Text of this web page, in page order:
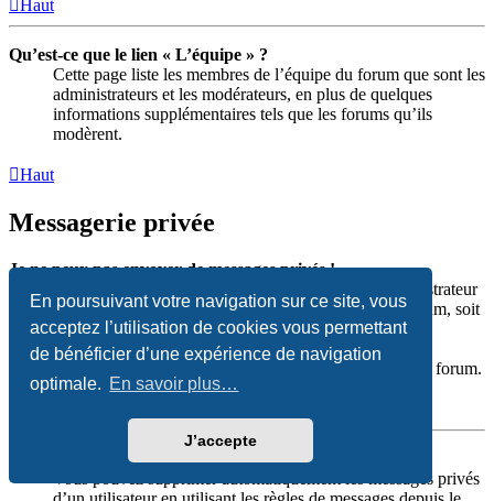
En poursuivant votre navigation sur ce site, vous
acceptez l’utilisation de cookies vous permettant
de bénéficier d’une expérience de navigation
optimale. En savoir plus…
J’accepte
Haut
Qu’est-ce que le lien « L’équipe » ?
Cette page liste les membres de l’équipe du forum que sont les
administrateurs et les modérateurs, en plus de quelques
informations supplémentaires tels que les forums qu’ils
modèrent.
Haut
Messagerie privée
Je ne peux pas envoyer de messages privés !
Soit vous n’êtes pas inscrit et connecté, soit un administrateur
a désactivé entièrement la messagerie privée sur le forum, soit
un administrateur ou un modérateur a décidé de vous
empêcher d’envoyer des messages privés. Pour plus
d’informations, veuillez contacter un administrateur du forum.
Je continue à recevoir des messages privés non sollicités !
Vous pouvez supprimer automatiquement les messages privés